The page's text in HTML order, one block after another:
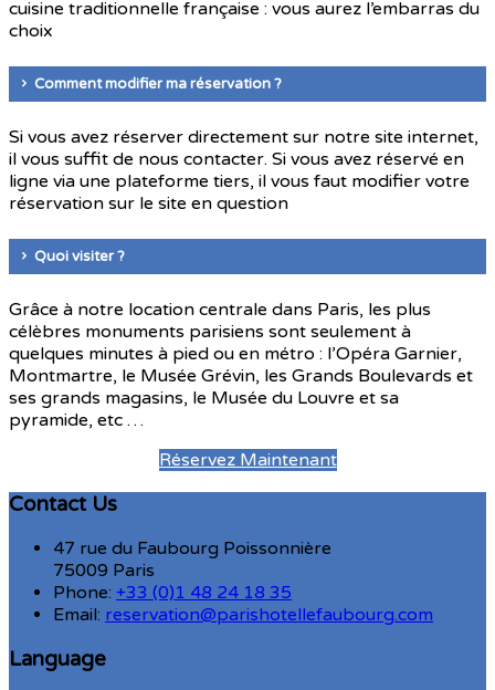
cuisine traditionnelle française : vous aurez l’embarras du
choix
Comment modifier ma réservation ?
Si vous avez réserver directement sur notre site internet,
il vous suffit de nous contacter. Si vous avez réservé en
ligne via une plateforme tiers, il vous faut modifier votre
réservation sur le site en question
Quoi visiter ?
Grâce à notre location centrale dans Paris, les plus
célèbres monuments parisiens sont seulement à
quelques minutes à pied ou en métro : l’Opéra Garnier,
Montmartre, le Musée Grévin, les Grands Boulevards et
ses grands magasins, le Musée du Louvre et sa
pyramide, etc …
Réservez Maintenant
Contact Us
47 rue du Faubourg Poissonnière
75009 Paris
Phone: +33 (0)1 48 24 18 35
Email: reservation@parishotellefaubourg.com
Language